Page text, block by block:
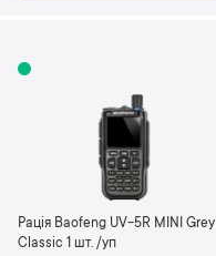
Рація Baofeng UV-5R MINI Grey
Classic 1 шт. /уп